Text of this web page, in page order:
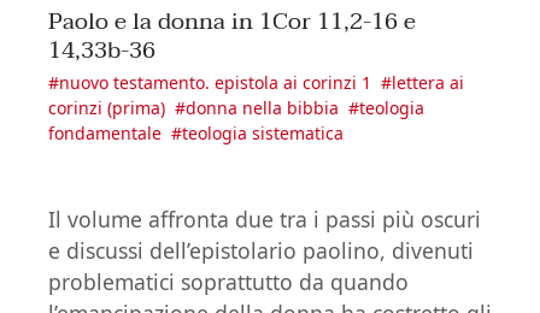
Paolo e la donna in 1Cor 11,2-16 e
14,33b-36
#nuovo testamento. epistola ai corinzi 1 #lettera ai
corinzi (prima) #donna nella bibbia #teologia
fondamentale #teologia sistematica
Il volume affronta due tra i passi più oscuri
e discussi dell’epistolario paolino, divenuti
problematici soprattutto da quando